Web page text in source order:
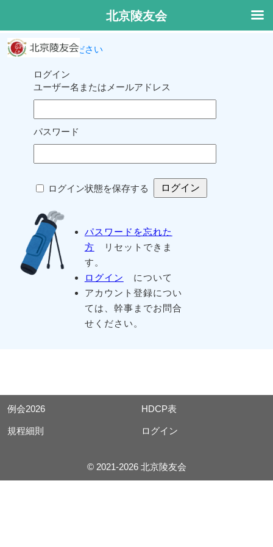
ログインしてください
ログイン
ユーザー名またはメールアドレス
パスワード
ログイン状態を保存する
パスワードを忘れた
方 リセットできま
す。
ログイン
について
アカウント登録につい
ては、幹事までお問合
せください。
例会2026 HDCP表
規程細則 ログイン
© 2021-2026 北京陵友会
北京陵友会